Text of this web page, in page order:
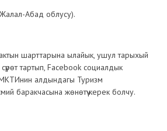
Абад облусу).
шарттарына ылайык, ушул тарыхый
тартып, Facebook социалдык
алдындагы Туризм
баракчасына жөнөтүү керек болчу.